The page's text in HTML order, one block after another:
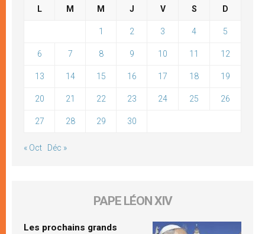
L M M J V S D
1 2 3 4 5
6 7 8 9 10 11 12
13 14 15 16 17 18 19
20 21 22 23 24 25 26
27 28 29 30
« Oct Déc »
PAPE LÉON XIV
Les prochains grands